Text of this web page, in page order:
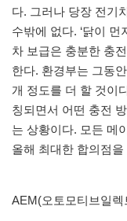
다. 그러나 당장 전기
수밖에 없다. ‘닭이 먼
차 보급은 충분한 충
한다. 환경부는 그동
개 정도를 더 할 것이
칭되면서 어떤 충전
는 상황이다. 모든 메
올해 최대한 합의점
AEM(오토모티브일